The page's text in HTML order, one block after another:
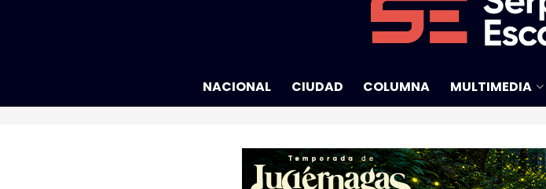
NACIONAL CIUDAD COLUMNA MULTIMEDIA